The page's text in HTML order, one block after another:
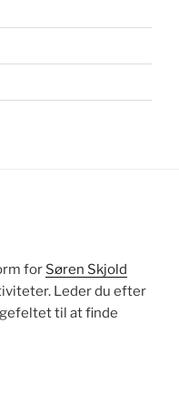
for Søren Skjold
Leder du efter
til at finde